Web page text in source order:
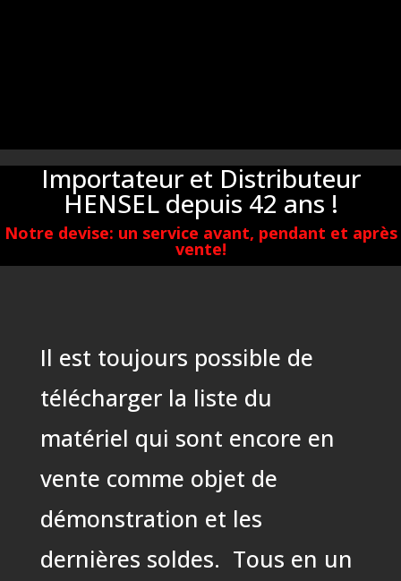
Importateur et Distributeur
HENSEL depuis 42 ans !
Notre devise: un service avant, pendant et après
vente!
Il est toujours possible de
télécharger la liste du
matériel qui sont encore en
vente comme objet de
démonstration et les
dernières soldes. Tous en un